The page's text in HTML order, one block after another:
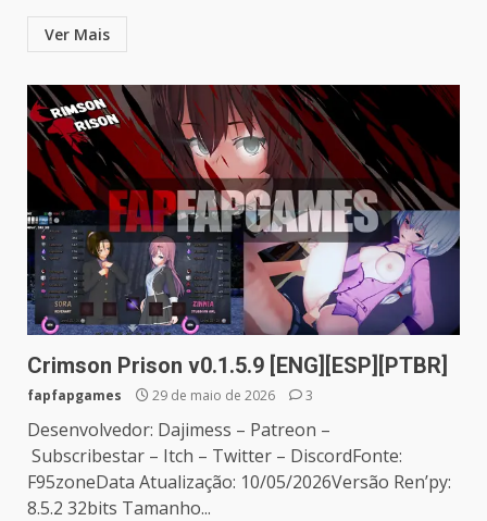
Ver Mais
Crimson Prison v0.1.5.9 [ENG][ESP][PTBR]
fapfapgames 29 de maio de 2026 3
Desenvolvedor: Dajimess – Patreon –
Subscribestar – Itch – Twitter – DiscordFonte:
F95zoneData Atualização: 10/05/2026Versão Ren’py:
8.5.2 32bits Tamanho...